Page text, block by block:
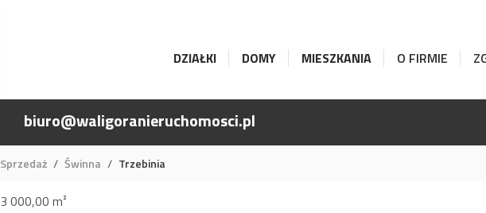
DZIAŁKI DOMY MIESZKANIA O FIRMIE
biuro@waligoranieruchomosci.pl
Sprzedaż Świnna Trzebinia
3 000,00 m²